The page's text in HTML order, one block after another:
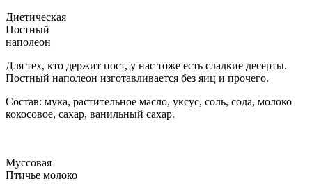
Диетическая
Постный
наполеон
Для тех, кто держит пост, у нас тоже есть сладкие десерты.
Постный наполеон изготавливается без яиц и прочего.
Состав: мука, растительное масло, уксус, соль, сода, молоко
кокосовое, сахар, ванильный сахар.
Муссовая
Птичье молоко